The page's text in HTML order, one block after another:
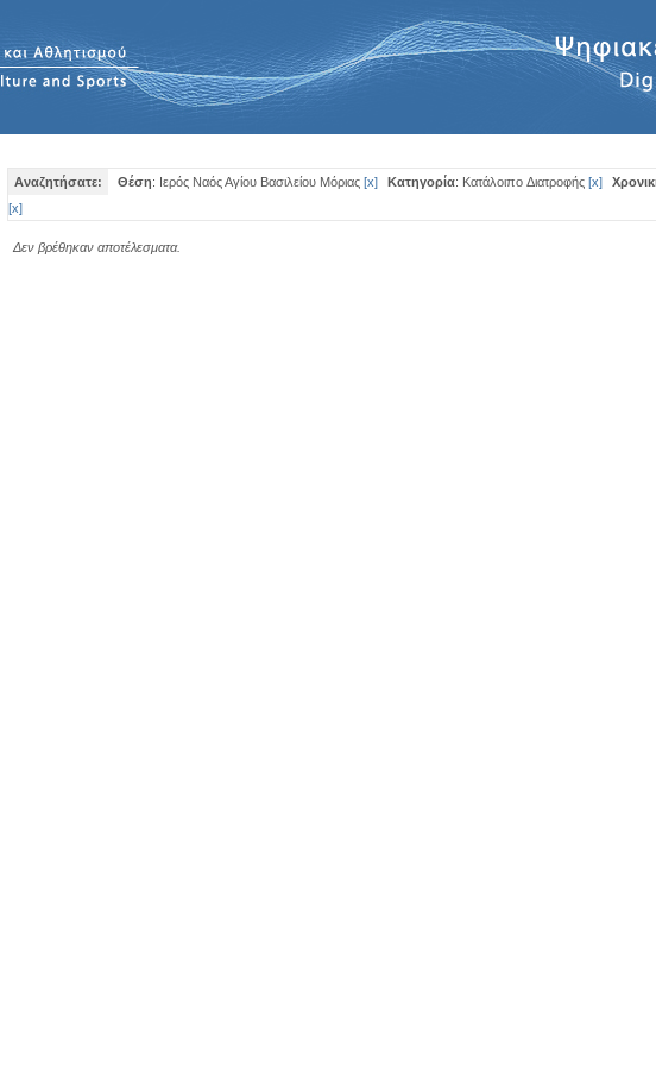
Αναζητήσατε: Θέση: Ιερός Ναός Αγίου Βασιλείου Μόριας [x] Κατηγορία: Κατάλοιπo Διατροφής [x]
[x]
Δεν βρέθηκαν αποτέλεσματα.